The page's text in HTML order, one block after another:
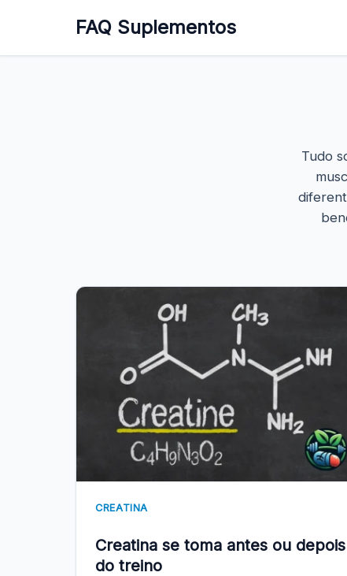
FAQ Suplementos
Tudo
CREATINA
Creatina se toma antes ou depois
do treino